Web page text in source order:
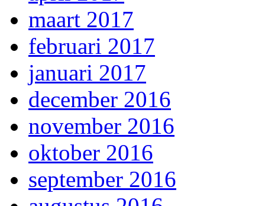
maart 2017
februari 2017
januari 2017
december 2016
november 2016
oktober 2016
september 2016